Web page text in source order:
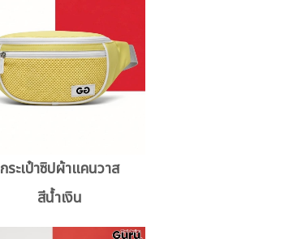
กระเป๋าซิปผ้าแคนวาส
สีน้ำเงิน